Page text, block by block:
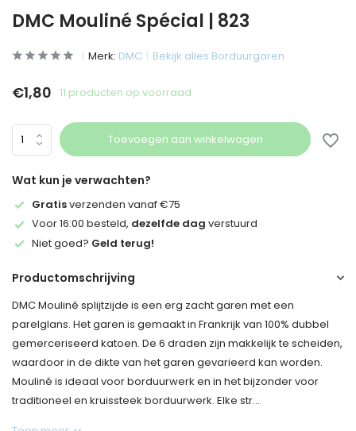
DMC Mouliné Spécial | 823
Merk: DMC Bekijk alles Borduurgaren
€1,80 11 producten op voorraad
Toevoegen aan winkelwagen
Wat kun je verwachten?
Gratisverzenden vanaf €75
Voor 16:00 besteld, dezelfde dag verstuurd
Niet goed? Geld terug!
Productomschrijving
DMC Mouliné splijtzijde is een erg zacht garen met een
parelglans. Het garen is gemaakt in Frankrijk van 100% dubbel
gemerceriseerd katoen. De 6 draden zijn makkelijk te scheiden,
waardoor in de dikte van het garen gevarieerd kan worden.
Mouliné is ideaal voor borduurwerk en in het bijzonder voor
traditioneel en kruissteek borduurwerk. Elke str...